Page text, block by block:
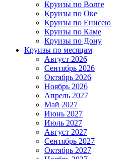
Круизы по Волге
Круизы по Оке
Круизы по Енисею
Круизы по Каме
Круизы по Дону
Круизы по месяцам
Август 2026
Сентябрь 2026
Октябрь 2026
Ноябрь 2026
Апрель 2027
Май 2027
Июнь 2027
Июль 2027
Август 2027
Сентябрь 2027
Октябрь 2027